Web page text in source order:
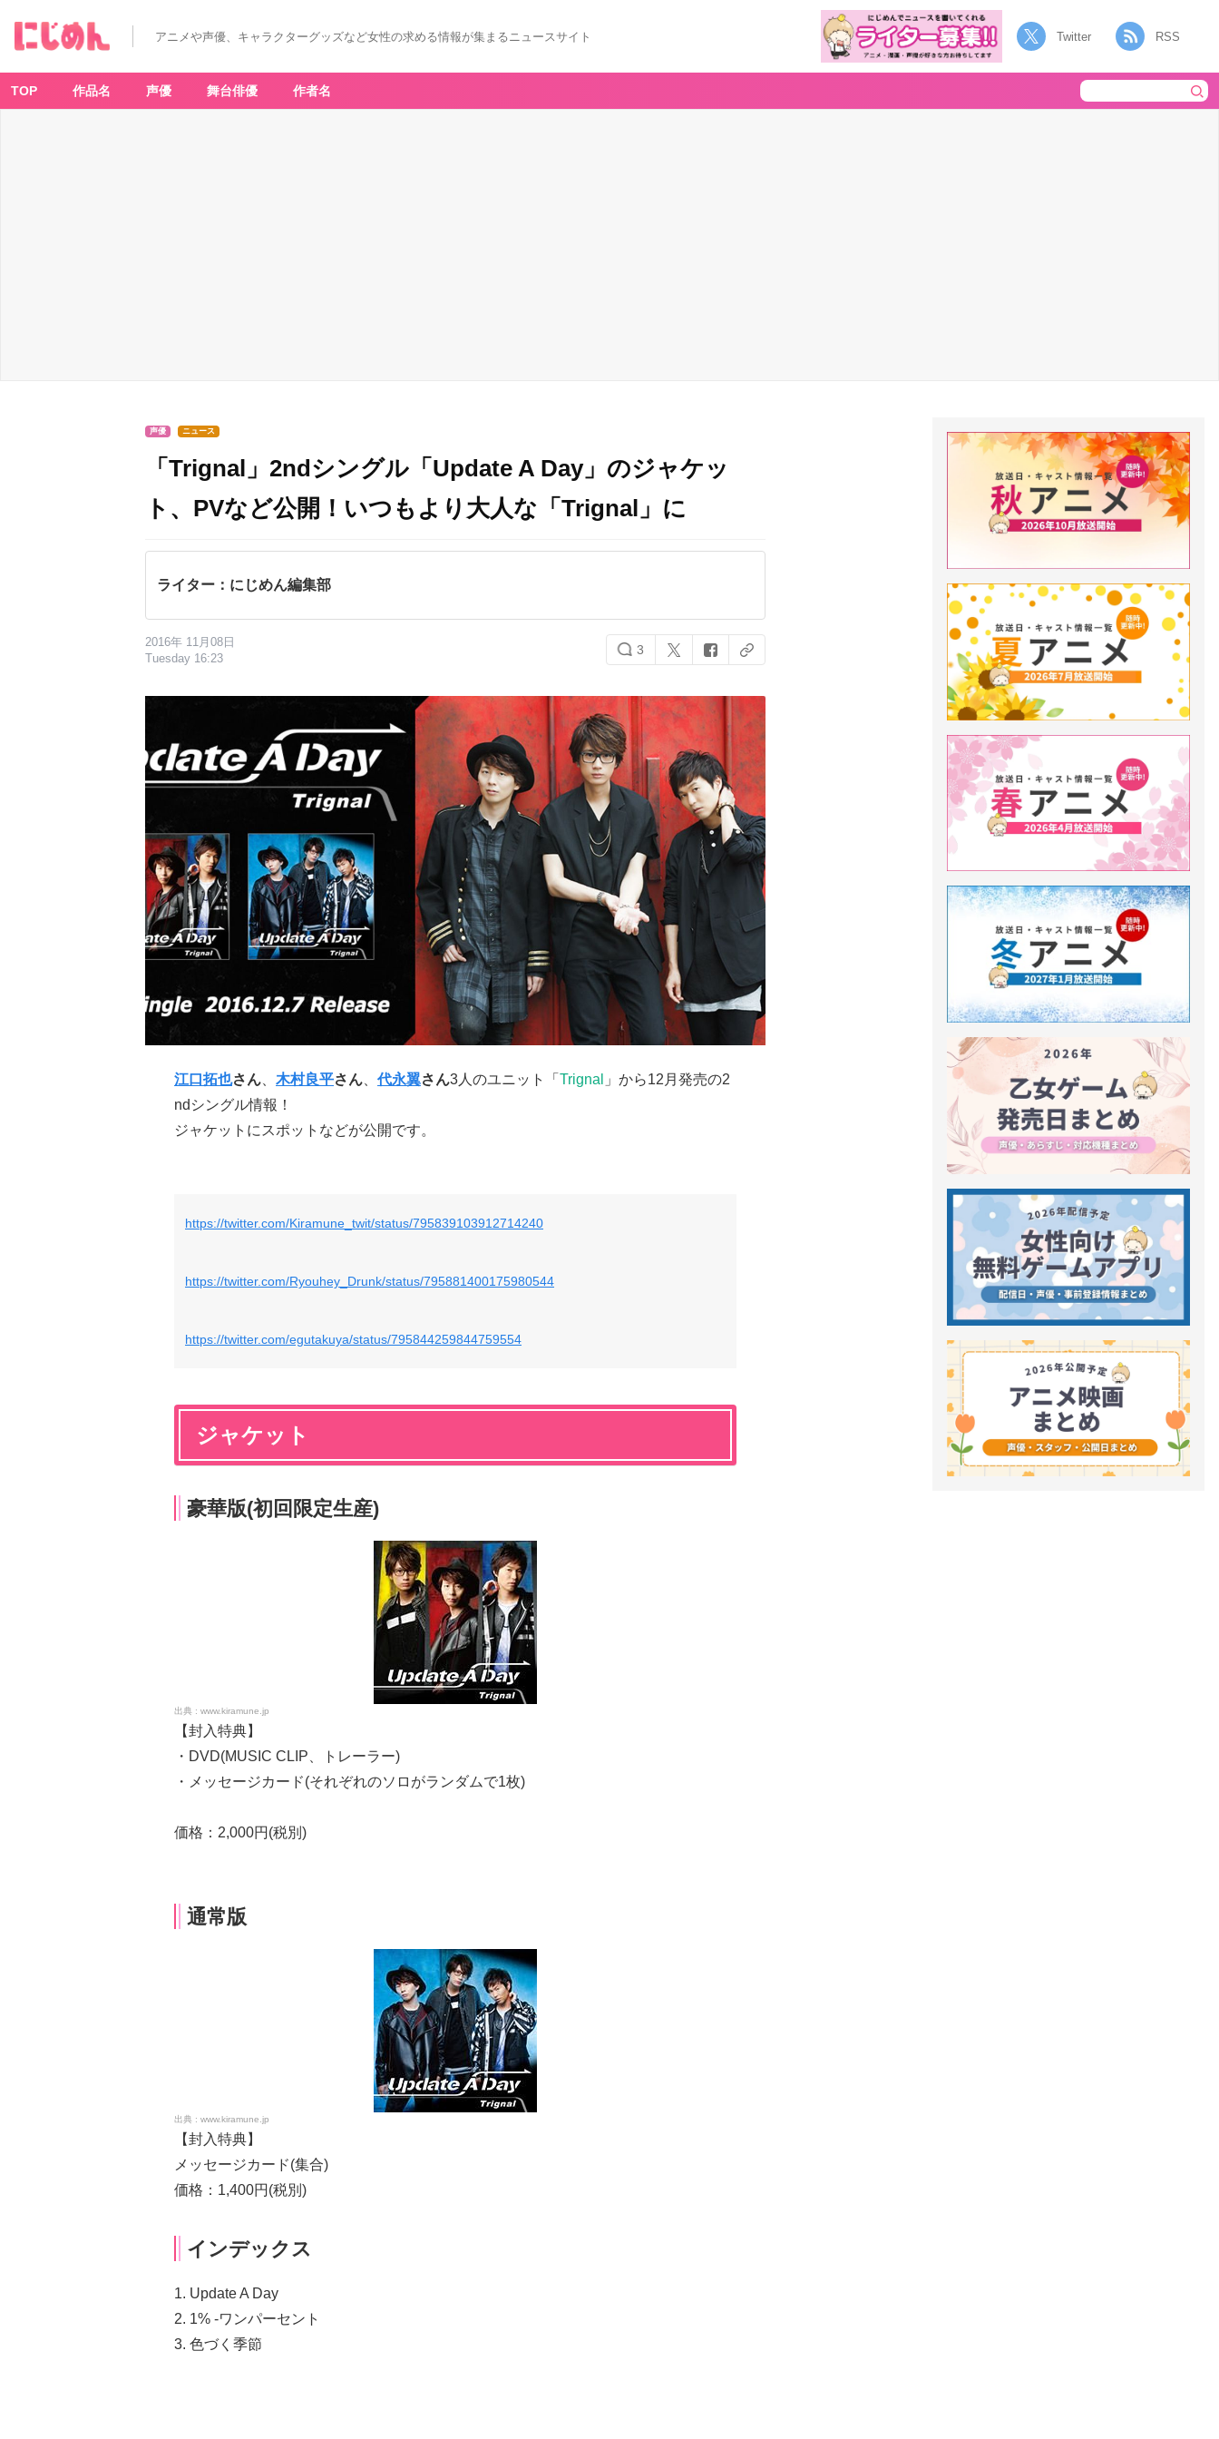
アニメや声優、キャラクターグッズなど女性の求める情報が集まるニュースサイト Twitter RSS
TOP 作品名 声優 舞台俳優 作者名
声優 ニュース
「Trignal​」2ndシングル「Update A Day​」のジャケッ
ト、PVなど公開！いつもより大人な「Trignal​」に
ライター：にじめん編集部
2016年 11月08日
Tuesday 16:23
3
江口拓也さん 木村良平さん 代永翼さん3人のユニット「 Trignal
」から12月発売の2
ndシングル情報！
ジャケットにスポットなどが公開です。
https://twitter.com/Kiramune_twit/status/795839103912714240
https://twitter.com/Ryouhey_Drunk/status/795881400175980544
https://twitter.com/egutakuya/status/795844259844759554
ジャケット
豪華版(初回限定生産)
www.kiramune.jp
【封入特典】
・DVD(MUSIC CLIP、トレーラー)
・メッセージカード(それぞれのソロがランダムで1枚)
価格：2,000円(税別)
通常版
www.kiramune.jp
【封入特典】
メッセージカード(集合)
価格：1,400円(税別)
インデックス
1. Update A Day
2. 1% -ワンパーセント
3. 色づく季節